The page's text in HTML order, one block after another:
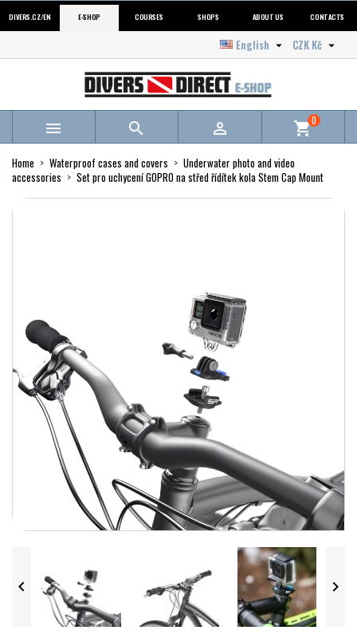
DIVERS.CZ/EN E-SHOP COURSES SHOPS ABOUT US CONTACTS
CZK Kč 
English 
   shopping_cart0
Home Waterproof cases and covers
Underwater photo and video
accessories
Set pro uchycení GOPRO na střed řídítek kola Stem Cap Mount
 